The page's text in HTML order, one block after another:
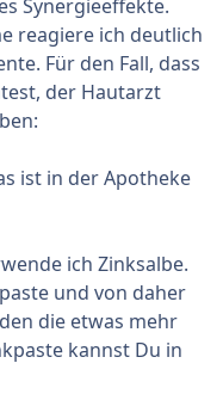
Synergieeffekte.
reagiere ich deutlich
Für den Fall, dass
der Hautarzt
ist in der Apotheke
ich Zinksalbe.
und von daher
die etwas mehr
kannst Du in